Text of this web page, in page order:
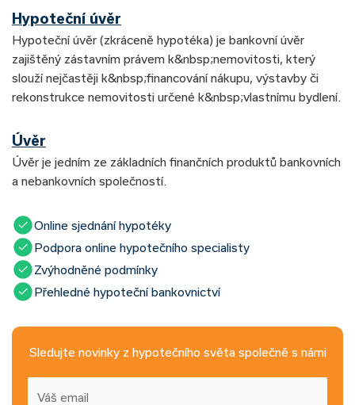
Hypoteční úvěr
Hypoteční úvěr (zkráceně hypotéka) je bankovní úvěr
zajištěný zástavním právem k&nbsp;nemovitosti, který
slouží nejčastěji k&nbsp;financování nákupu, výstavby či
rekonstrukce nemovitosti určené k&nbsp;vlastnímu bydlení.
Úvěr
Úvěr je jedním ze základních finančních produktů bankovních
a nebankovních společností.
Online sjednání hypotéky
Podpora online hypotečního specialisty
Zvýhodněné podmínky
Přehledné hypoteční bankovnictví
Sledujte novinky z hypotečního světa společně s námi